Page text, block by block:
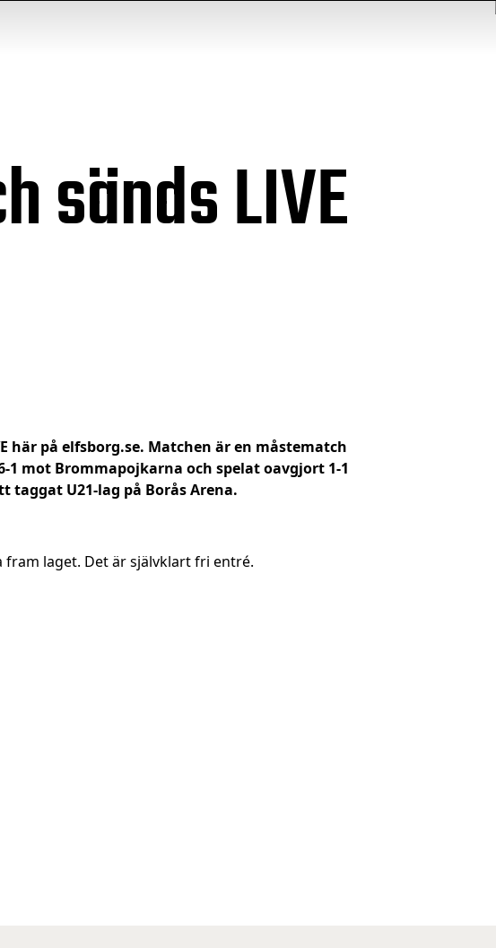
sänds LIVE
här på elfsborg.se. Matchen är en måstematch
mot Brommapojkarna och spelat oavgjort 1-1
U21-lag på Borås Arena.
fram laget. Det är självklart fri entré.